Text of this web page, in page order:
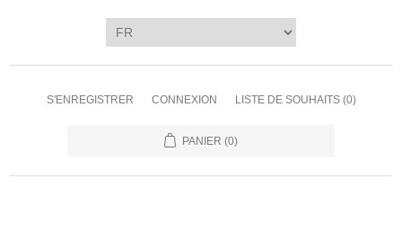
S'ENREGISTRER CONNEXION LISTE DE SOUHAITS (0)
PANIER (0)